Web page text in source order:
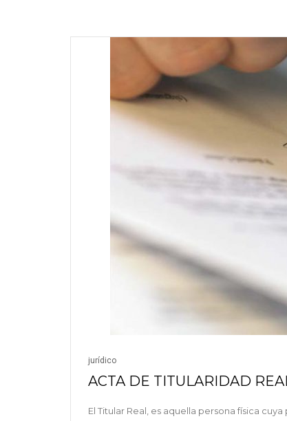
jurídico
ACTA DE TITULARIDAD
El Titular Real, es aquella persona física